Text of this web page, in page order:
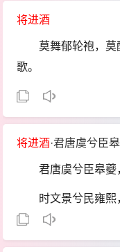
金千重，玉千扛
饮十千场。
将进酒
莫舞郁轮袍，
歌。
君不见滔滔易
手醉不成，八创空绕
又不见睢阳夜战
咽指流血，白羽空
古来志士轻一死
为，空留遗恨随流水
长歌感慨多怆
将进酒·君唐虞兮臣
君唐虞兮臣皋夔
时文景兮民雍熙
玉烛亘天汉离